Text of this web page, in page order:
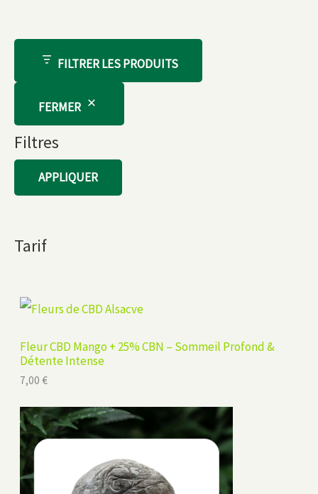
FILTRER LES PRODUITS
FERMER
Filtres
APPLIQUER
Tarif
Fleur CBD Mango + 25% CBN – Sommeil Profond &
Détente Intense
7,00 €